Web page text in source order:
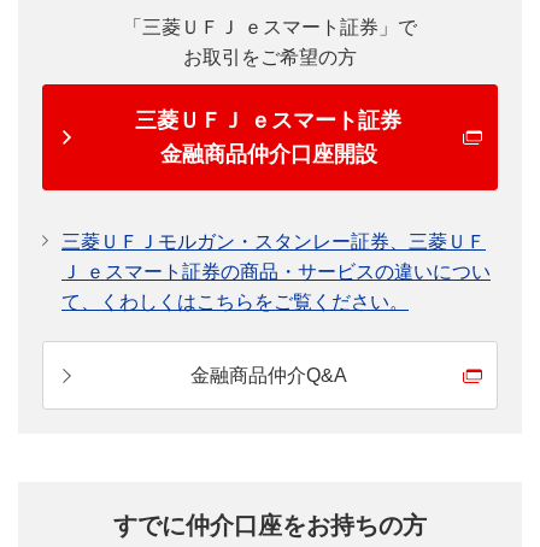
「三菱ＵＦＪ ｅスマート証券」で
お取引をご希望の方
三菱ＵＦＪ ｅスマート証券
金融商品仲介口座開設
三菱ＵＦＪモルガン・スタンレー証券、三菱ＵＦ
Ｊ ｅスマート証券の商品・サービスの違いについ
て、くわしくはこちらをご覧ください。
金融商品仲介Q&A
すでに仲介口座をお持ちの方